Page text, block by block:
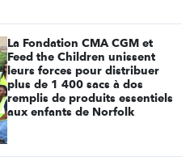
La Fondation CMA CGM et
Feed the Children unissent
leurs forces pour distribuer
plus de 1 400 sacs à dos
remplis de produits essentiels
aux enfants de Norfolk